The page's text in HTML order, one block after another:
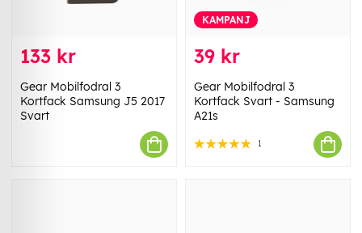
133 kr
Gear Mobilfodral 3
Kortfack Samsung J5 2017
Svart
KAMPANJ
39 kr
Gear Mobilfodral 3
Kortfack Svart - Samsung
A21s
1